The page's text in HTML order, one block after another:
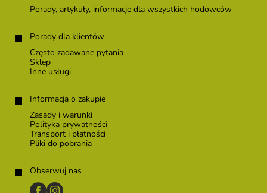
Porady, artykuły, informacje dla wszystkich hodowców
Porady dla klientów
Często zadawane pytania
Sklep
Inne usługi
Informacja o zakupie
Zasady i warunki
Polityka prywatności
Transport i płatności
Pliki do pobrania
Obserwuj nas